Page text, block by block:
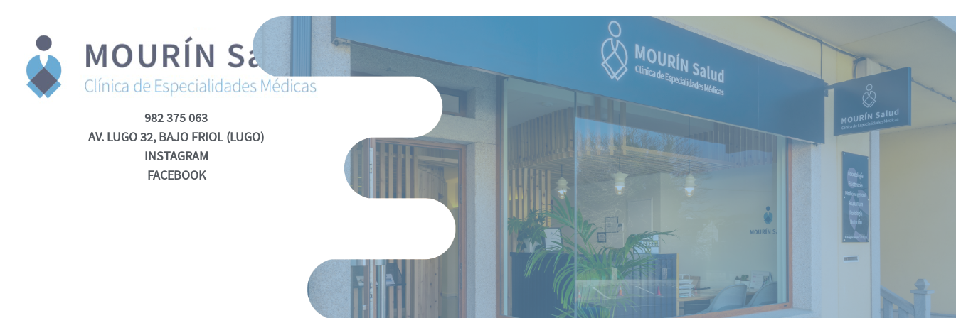
982 375 063
AV. LUGO 32, BAJO FRIOL (LUGO)
INSTAGRAM
FACEBOOK